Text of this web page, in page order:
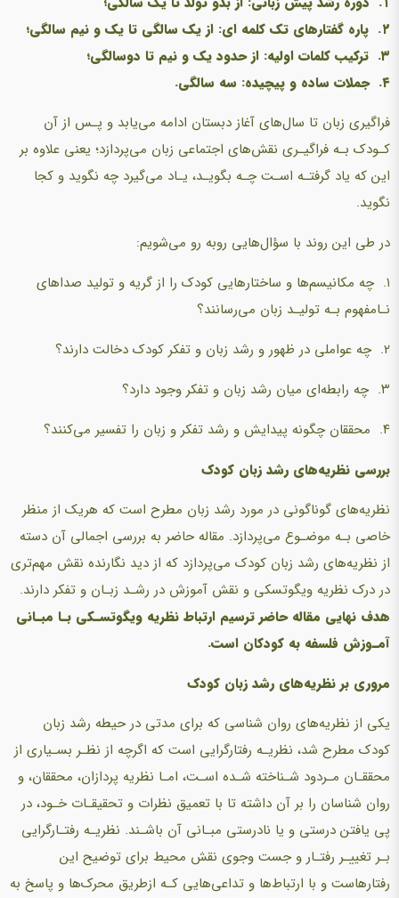
۲. پاره گفتارهای تک کلمه ای: از یک سالگی تا یک و نیم سالگی؛
۳. ترکیب کلمات اولیه: از حدود یک و نیم تا دوسالگی؛
۴. جملات ساده و پیچیده: سه سالگی.
فراگیری زبان تا سال‌های آغاز دبستان ادامه می‌یابد و پـس از آن
کـودک بـه فراگیـری نقش‌های اجتماعی زبان می‌پردازد؛ یعنی علاوه بر
این که یاد گرفتـه اسـت چـه بگویـد، یـاد می‌گیرد چه نگوید و کجا
نگوید.
در طی این روند با سؤال‌هایی روبه رو می‌شویم:
۱. چه مکانیسم‌ها و ساختارهایی کودک را از گریه و تولید صداهای
نـامفهوم بـه تولیـد زبان می‌رسانند؟
۲. چه عواملی در ظهور و رشد زبان و تفکر کودک دخالت دارند؟
۳. چه رابطه‌ای میان رشد زبان و تفکر وجود دارد؟
۴. محققان چگونه پیدایش و رشد تفکر و زبان را تفسیر می‌کنند؟
بررسی نظریه‌های رشد زبان کودک
نظریه‌های گوناگونی در مورد رشد زبان مطرح است که هریک از منظر
خاصی بـه موضـوع می‌پردازد. مقاله حاضر به بررسی اجمالی آن دسته
از نظریه‌های رشد زبان کودک می‌پردازد که از دید نگارنده نقش مهم‌تری
در درک نظریه ویگوتسکی و نقش آموزش در رشـد زبـان و تفکر دارند.
هدف نهایی مقاله حاضر ترسیم ارتباط نظریه ویگوتسـکی بـا مبـانی
آمـوزش فلسفه به کودکان است.
مروری بر نظریه‌های رشد زبان کودک
یکی از نظریه‌های روان شناسی که برای مدتی در حیطه رشد زبان
کودک مطرح شد، نظریـه رفتارگرایی است که اگرچه از نظـر بسـیاری از
محققـان مـردود شـناخته شـده اسـت، امـا نظریه پردازان، محققان، و
روان شناسان را بر آن داشته تا با تعمیق نظرات و تحقیقـات خـود، در
پی یافتن درستی و یا نادرستی مبـانی آن باشـند. نظریـه رفتـارگرایی
بـر تغییـر رفتـار و جست وجوی نقش محیط برای توضیح این
رفتارهاست و با ارتباط‌ها و تداعی‌هایی کـه ازطریق محرک‌ها و پاسخ به